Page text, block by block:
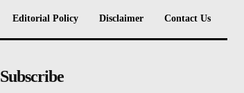
Editorial Policy Disclaimer Contact Us
Subscribe